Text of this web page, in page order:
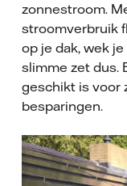
zonnestroom.
stroomverbruik
op je dak, wek
slimme zet dus.
geschikt is voor
besparingen.